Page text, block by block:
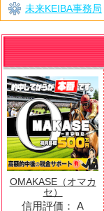
未来KEIBA事務局
OMAKASE（オマカ
セ）
信用評価： A